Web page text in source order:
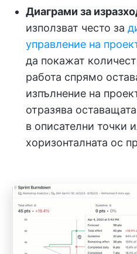
Диаграми за
използват често за
управление на
да покажат
работа спрямо
изпълнение на
отразява
в описателни точки
хоризонталната ос